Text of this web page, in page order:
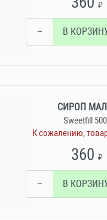
₽
− В
СИРОП
Sweetfill
К сожалению,
360₽
− В